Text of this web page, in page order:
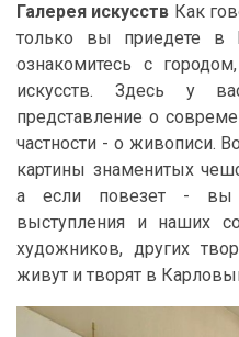
Галерея искусств Как
только вы приедете в
ознакомитесь с
искусств. Здесь у
представление о
частности - о живописи.
картины знаменитых
а если повезет - вы
выступления и наших
художников, других
живут и творят в